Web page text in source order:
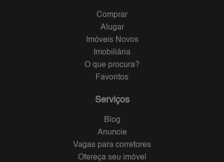
Comprar
Alugar
Imóveis Novos
Imobiliária
O que procura?
Favoritos
Serviços
Blog
Anuncie
Vagas para corretores
Ofereça seu imóvel